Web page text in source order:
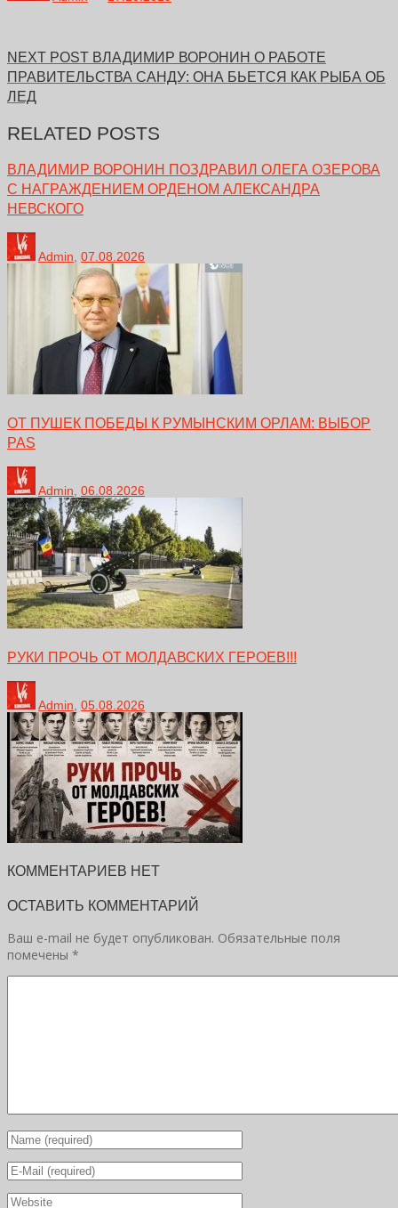
NEXT POST ВЛАДИМИР ВОРОНИН О РАБОТЕ
ПРАВИТЕЛЬСТВА САНДУ: ОНА БЬЕТСЯ КАК РЫБА ОБ
ЛЕД
RELATED POSTS
ВЛАДИМИР ВОРОНИН ПОЗДРАВИЛ ОЛЕГА ОЗЕРОВА
С НАГРАЖДЕНИЕМ ОРДЕНОМ АЛЕКСАНДРА
НЕВСКОГО
Admin, 07.08.2026
ОТ ПУШЕК ПОБЕДЫ К РУМЫНСКИМ ОРЛАМ: ВЫБОР
PAS
Admin 06.08.2026
РУКИ ПРОЧЬ ОТ МОЛДАВСКИХ ГЕРОЕВ!!!
Admin 05.08.2026
КОММЕНТАРИЕВ НЕТ
ОСТАВИТЬ КОММЕНТАРИЙ
Ваш e-mail не будет опубликован. Обязательные поля
помечены *